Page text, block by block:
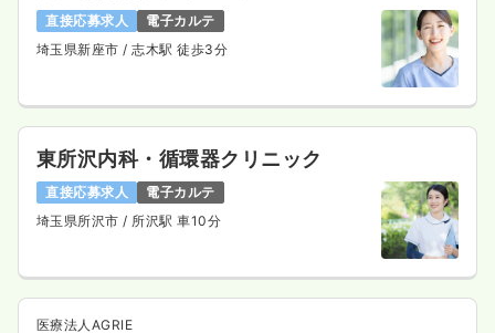
直接応募求人
電子カルテ
埼玉県新座市/ 志木駅 徒歩3分
東所沢内科・循環器クリニック
直接応募求人
電子カルテ
埼玉県所沢市/ 所沢駅 車10分
医療法人AGRIE